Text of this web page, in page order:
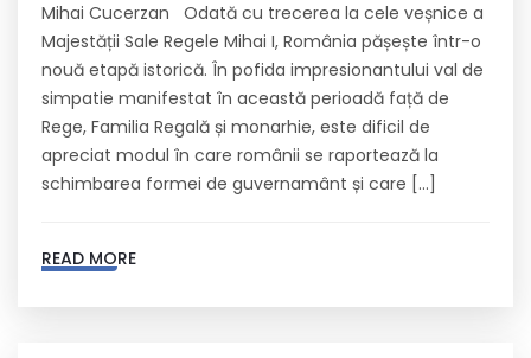
Mihai Cucerzan Odată cu trecerea la cele veșnice a
Majestății Sale Regele Mihai I, România pășește într-o
nouă etapă istorică. În pofida impresionantului val de
simpatie manifestat în această perioadă față de
Rege, Familia Regală și monarhie, este dificil de
apreciat modul în care românii se raportează la
schimbarea formei de guvernamânt și care […]
READ MORE